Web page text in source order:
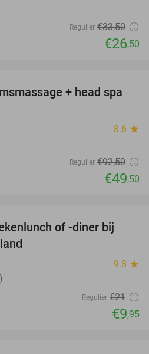
Regulier €33,50
€26,50
46%
+ head spa
8.6 star
Regulier €92,50
€49,50
53%
of -diner bij
9.8 star
Regulier €21
€9,95